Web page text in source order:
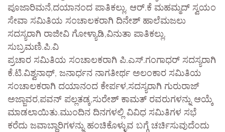
ಪೂಜಾರಿಮನೆ,ದಯಾನಂದ ಪಾತಿಕಲ್ಲು, ಆರ್.ಕೆ ಮಹಮ್ಮದ್ ಸ್ವಯಂ
ಸೇವಾ ಸಮಿತಿಯ ಸಂಚಾಲಕರಾಗಿ ದಿನೇಶ್ ಹಾಲೆಮಜಲು
ಸದಸ್ಯರಾಗಿ ರಾಜೀವಿ ಗೋಳ್ಯಾಡಿ,ವಿನುತಾ ಪಾತಿಕಲ್ಲು,
ಸುಬ್ರಮಣಿ.ಪಿ.ವಿ
ಪ್ರಚಾರ ಸಮಿತಿಯ ಸಂಚಾಲಕರಾಗಿ ಪಿ.ಎಸ್.ಗಂಗಾಧರ್ ಸದಸ್ಯರಾಗಿ
ಕೆ.ಟಿ.ವಿಶ್ವನಾಥ್, ಜನಾರ್ಧನ ನಾಗತೀರ್ಥ ಅಲಂಕಾರ ಸಮಿತಿಯ
ಸಂಚಾಲಕರಾಗಿ ದಯಾನಂದ ಕೇರ್ಪಳ,ಸದಸ್ಯರಾಗಿ ಗುರುರಾಜ್
ಅಜ್ಜಾವರ,ಪವನ್ ಪಲ್ಲತಡ್ಕ,ಸುರೇಶ್ ಕಾಮತ್ ರವರುಗಳನ್ನು ಆಯ್ಕೆ
ಮಾಡಲಾಯಿತು.ಮುಂದಿನ ದಿನಗಳಲ್ಲಿ ವಿವಿಧ ಸಮಿತಿಗಳ ಸಭೆ
ಕರೆದು ಜವಾಬ್ದಾರಿಗಳನ್ನು ಹಂಚಿಕೊಳ್ಳುವ ಬಗ್ಗೆ ಚರ್ಚಿಸುವುದೆಂದು